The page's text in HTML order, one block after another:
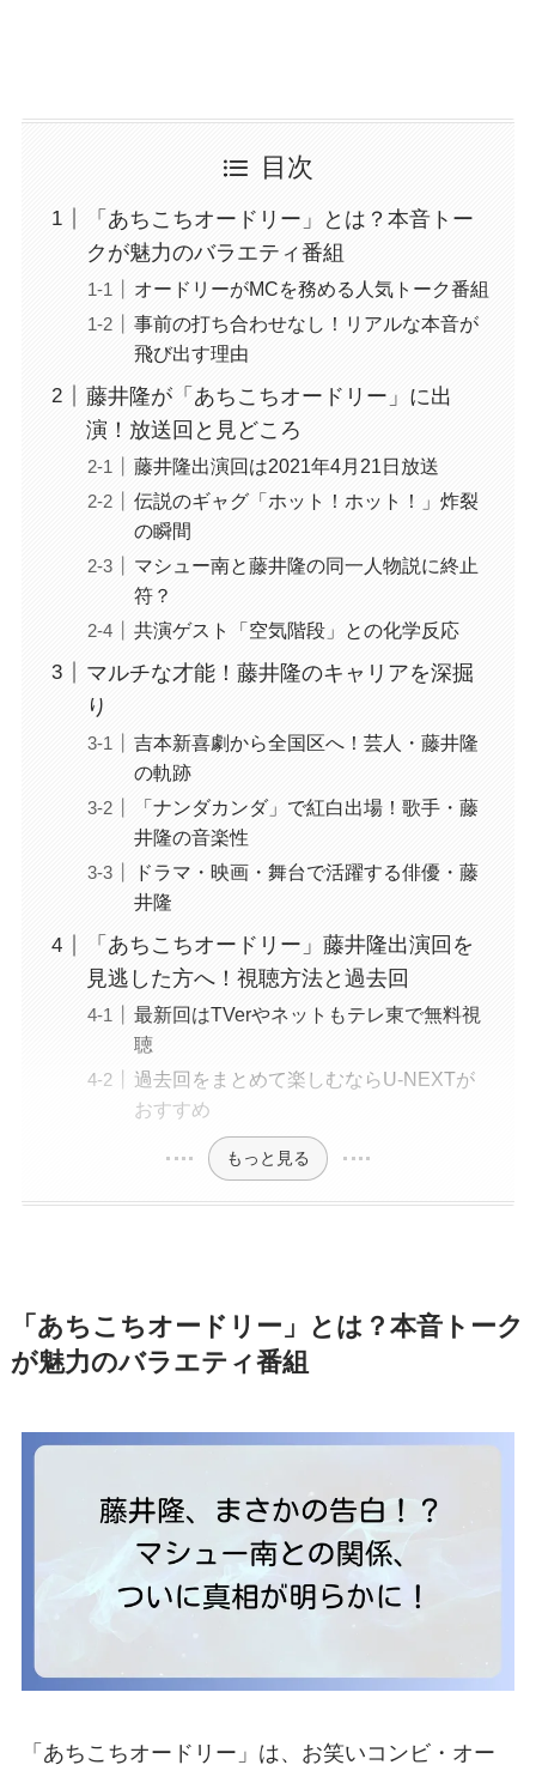
目次
「あちこちオードリー」とは？本音トー
クが魅力のバラエティ番組
オードリーがMCを務める人気トーク番組
事前の打ち合わせなし！リアルな本音が
飛び出す理由
藤井隆が「あちこちオードリー」に出
演！放送回と見どころ
藤井隆出演回は2021年4月21日放送
伝説のギャグ「ホット！ホット！」炸裂
の瞬間
マシュー南と藤井隆の同一人物説に終止
符？
共演ゲスト「空気階段」との化学反応
マルチな才能！藤井隆のキャリアを深掘
り
吉本新喜劇から全国区へ！芸人・藤井隆
の軌跡
「ナンダカンダ」で紅白出場！歌手・藤
井隆の音楽性
ドラマ・映画・舞台で活躍する俳優・藤
井隆
「あちこちオードリー」藤井隆出演回を
見逃した方へ！視聴方法と過去回
最新回はTVerやネットもテレ東で無料視
聴
過去回をまとめて楽しむならU-NEXTが
おすすめ
もっと見る
「あちこちオードリー」とは？本音トーク
が魅力のバラエティ番組
「あちこちオードリー」は、お笑いコンビ・オー